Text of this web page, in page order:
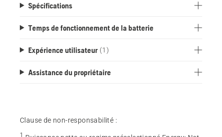
Spécifications
Temps de fonctionnement de la batterie
Expérience utilisateur (1)
Assistance du propriétaire
Clause de non-responsabilité :
1